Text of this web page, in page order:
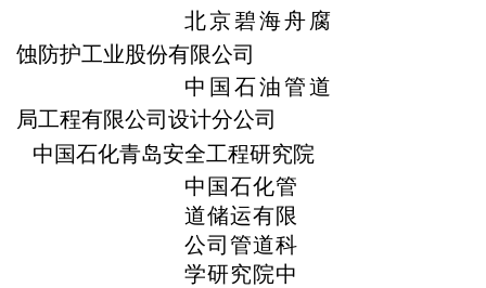
北京碧海舟腐
蚀防护工业股份有限公司
中国石油管道
局工程有限公司设计分公司
中国石化青岛安全工程研究院
中国石化管
道储运有限
公司管道科
学研究院中